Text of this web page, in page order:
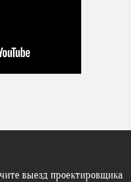
выезд проектировщика